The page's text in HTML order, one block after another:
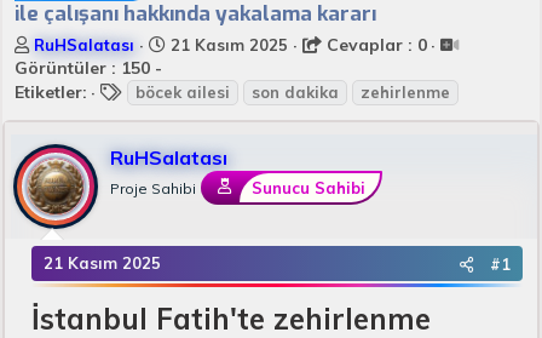
ile çalışanı hakkında yakalama kararı
K
o
n
u
B
a
ş
l
a
RuHSalatası
B
ş
l
n
g
t
i
21 Kasım 2025
Cevaplar : 0
Görüntüler : 150 -
Etiketler:
E
k
e
e
r
böcek ailesi son dakika zehirlenme
RuHSalatası
Proje Sahibi Sunucu Sahibi
21 Kasım 2025 #1
İstanbul Fatih'te zehirlenme